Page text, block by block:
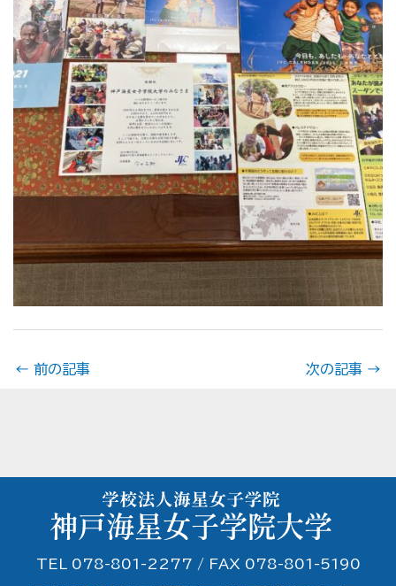
← 前の記事 次の記事 →
TEL 078-801-2277 / FAX 078-801-5190